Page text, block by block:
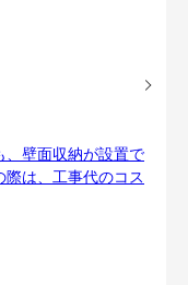
、壁面収納が設置で
は、工事代のコス